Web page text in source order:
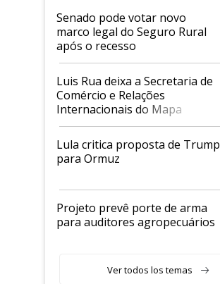
Senado pode votar novo
marco legal do Seguro Rural
após o recesso
Luis Rua deixa a Secretaria de
Comércio e Relações
Internacionais do Mapa
Lula critica proposta de Trump
para Ormuz
Projeto prevê porte de arma
para auditores agropecuários
Ver todos los temas